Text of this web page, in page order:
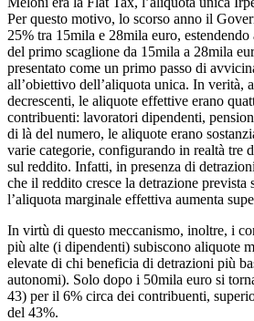
Per questo motivo, lo scorso anno il
25% tra 15mila e 28mila euro,
del primo scaglione da 15mila a 28mila
presentato come un primo passo di
all’obiettivo dell’aliquota unica. In verità,
decrescenti, le aliquote effettive erano
contribuenti: lavoratori dipendenti,
di là del numero, le aliquote erano
varie categorie, configurando in realtà tre
sul reddito. Infatti, in presenza di
che il reddito cresce la detrazione prevista
l’aliquota marginale effettiva aumenta
In virtù di questo meccanismo, inoltre, i
più alte (i dipendenti) subiscono aliquote
elevate di chi beneficia di detrazioni più
autonomi). Solo dopo i 50mila euro si
43) per il 6% circa dei contribuenti,
del 43%.